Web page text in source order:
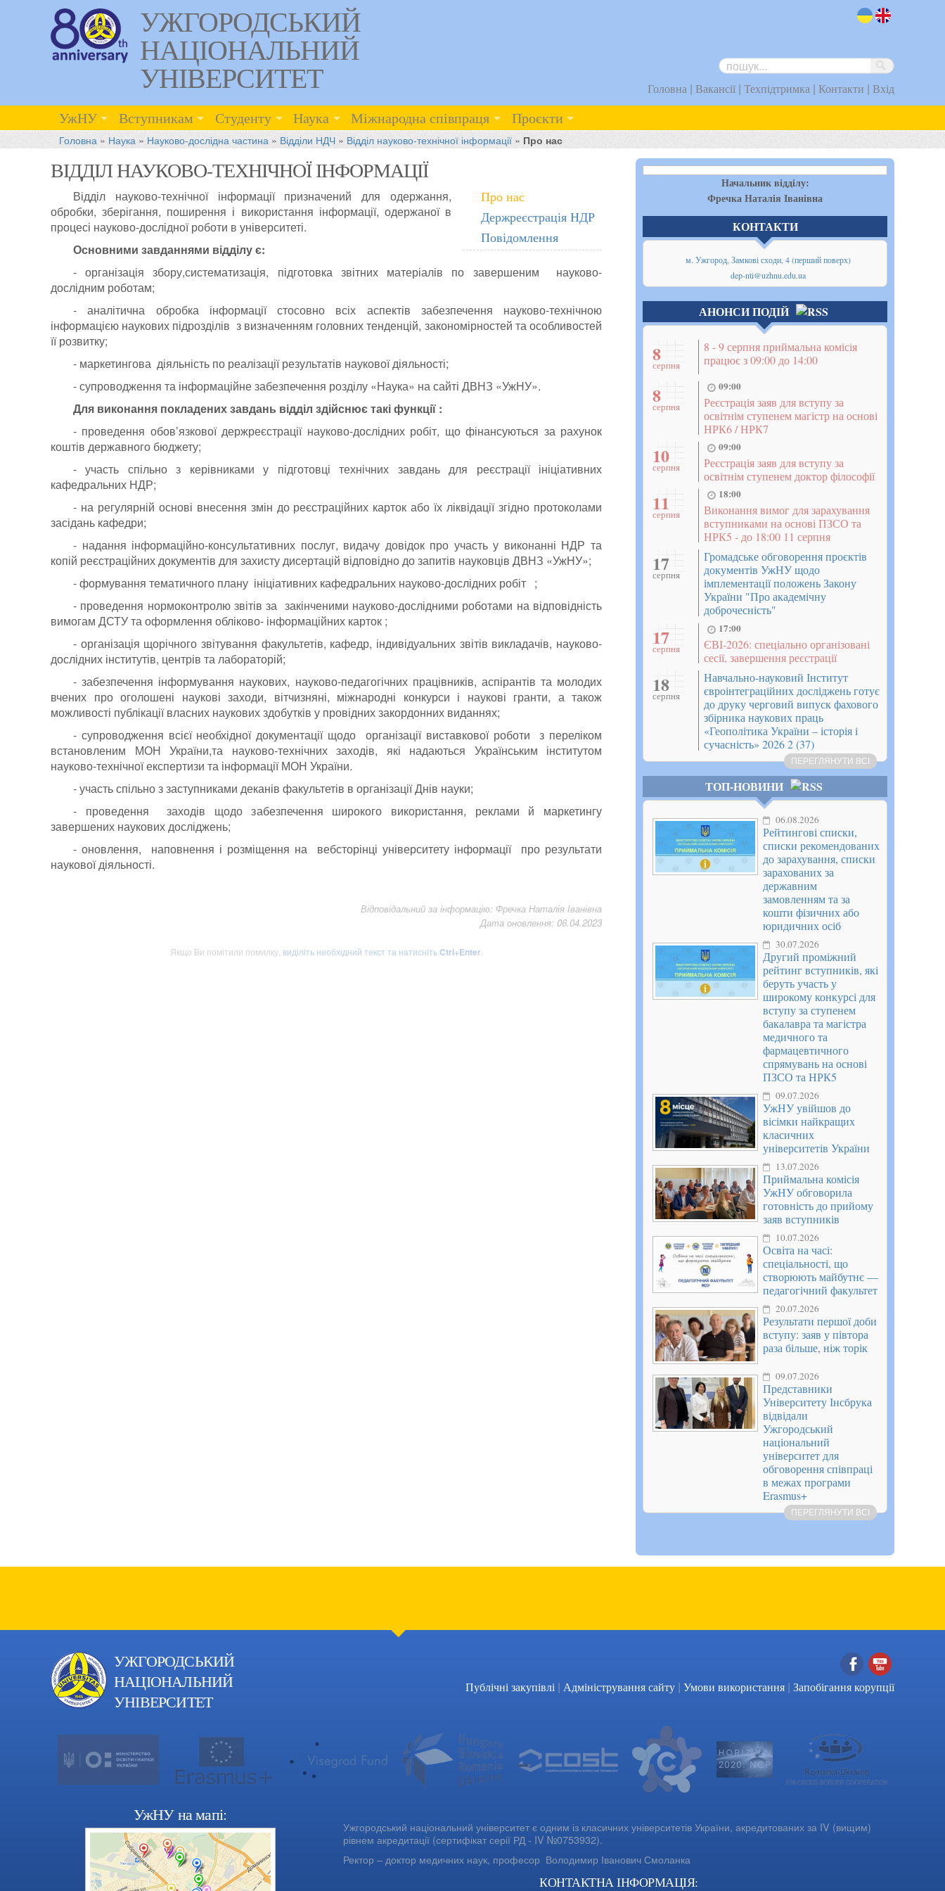
УЖГОРОДСЬКИЙ
НАЦІОНАЛЬНИЙ
УНІВЕРСИТЕТ Головна | Вакансії| Техпідтримка | Контакти | Вхід
УжНУ Вступникам Студенту Наука Міжнародна співпраця Проєкти
Головна » Наука » Науково-дослідна частина » Відділи НДЧ» Відділ науково-технічної інформації» Про нас
ВІДДІЛ НАУКОВО-ТЕХНІЧНОЇ ІНФОРМАЦІЇ
Про нас
Держреєстрація НДР
Повідомлення
Відділ науково-технічної інформації призначений для одержання,
обробки, зберігання, поширення і використання інформації, одержаної в
процесі науково-дослідної роботи в університеті.
Основними завданнями відділу є:
- організація збору,систематизація, підготовка звітних матеріалів по завершеним науково-
дослідним роботам;
- аналітична обробка інформації стосовно всіх аспектів забезпечення науково-технічною
інформацією наукових підрозділів з визначенням головних тенденцій, закономірностей та особливостей
її розвитку;
- маркетингова діяльність по реалізації результатів наукової діяльності;
- супроводження та інформаційне забезпечення розділу «Наука» на сайті ДВНЗ «УжНУ».
Для виконання покладених завдань відділ здійснює такі функції :
- проведення обов’язкової держреєстрації науково-дослідних робіт, що фінансуються за рахунок
коштів державного бюджету;
- участь спільно з керівниками у підготовці технічних завдань для реєстрації ініціативних
кафедральних НДР;
- на регулярній основі внесення змін до реєстраційних карток або їх ліквідації згідно протоколами
засідань кафедри;
- надання інформаційно-консультативних послуг, видачу довідок про участь у виконанні НДР та
копій реєстраційних документів для захисту дисертацій відповідно до запитів науковців ДВНЗ «УжНУ»;
- формування тематичного плану ініціативних кафедральних науково-дослідних робіт ;
- проведення нормоконтролю звітів за закінченими науково-дослідними роботами на відповідність
вимогам ДСТУ та оформлення обліково- інформаційних карток ;
- організація щорічного звітування факультетів, кафедр, індивідуальних звітів викладачів, науково-
дослідних інститутів, центрів та лабораторій;
- забезпечення інформування наукових, науково-педагогічних працівників, аспірантів та молодих
вчених про оголошені наукові заходи, вітчизняні, міжнародні конкурси і наукові гранти, а також
можливості публікації власних наукових здобутків у провідних закордонних виданнях;
- супроводження всієї необхідної документації щодо організації виставкової роботи з переліком
встановленим МОН України,та науково-технічних заходів, які надаються Українським інститутом
науково-технічної експертизи та інформації МОН України.
- участь спільно з заступниками деканів факультетів в організації Днів науки;
- проведення заходів щодо забезпечення широкого використання, реклами й маркетингу
завершених наукових досліджень;
- оновлення, наповнення і розміщення на вебсторінці університету інформації про результати
наукової діяльності.
Відповідальний за інформацію: Фречка Наталія Іванівна
Дата оновлення: 06.04.2023
Якщо Ви помітили помилку, виділіть необхідний текст та натиснітьCtrl+Enter.
Начальник відділу:
Фречка Наталія Іванівна
КОНТАКТИ
м. Ужгород, Замкові сходи, 4 (перший поверх)
dep-nti@uzhnu.edu.ua
АНОНСИ ПОДІЙ
8
серпня
8 - 9 серпня приймальна комісія
працює з 09:00 до 14:00
8
серпня
09:00
Реєстрація заяв для вступу за
освітнім ступенем магістр на основі
НРК6 / НРК7
10
серпня
09:00
Реєстрація заяв для вступу за
освітнім ступенем доктор філософії
11
серпня
18:00
Виконання вимог для зарахування
вступниками на основі ПЗСО та
НРК5 - до 18:00 11 серпня
17
серпня
Громадське обговорення проєктів
документів УжНУ щодо
імплементації положень Закону
України "Про академічну
доброчесність"
17
серпня
17:00
ЄВІ-2026: спеціально організовані
сесії, завершення реєстрації
18
серпня
Навчально-науковий Інститут
євроінтеграційних досліджень готує
до друку черговий випуск фахового
збірника наукових праць
«Геополітика України – історія і
сучасність» 2026 2 (37)
ПЕРЕГЛЯНУТИ ВСІ
ТОП-НОВИНИ
06.08.2026
Рейтингові списки,
списки рекомендованих
до зарахування, списки
зарахованих за
державним
замовленням та за
кошти фізичних або
юридичних осіб
30.07.2026
Другий проміжний
рейтинг вступників, які
беруть участь у
широкому конкурсі для
вступу за ступенем
бакалавра та магістра
медичного та
фармацевтичного
спрямувань на основі
ПЗСО та НРК5
09.07.2026
УжНУ увійшов до
вісімки найкращих
класичних
університетів України
13.07.2026
Приймальна комісія
УжНУ обговорила
готовність до прийому
заяв вступників
10.07.2026
Освіта на часі:
спеціальності, що
створюють майбутнє —
педагогічний факультет
20.07.2026
Результати першої доби
вступу: заяв у півтора
раза більше, ніж торік
09.07.2026
Представники
Університету Інсбрука
відвідали
Ужгородський
національний
університет для
обговорення співпраці
в межах програми
Erasmus+
ПЕРЕГЛЯНУТИ ВСІ
УЖГОРОДСЬКИЙ
НАЦІОНАЛЬНИЙ
УНІВЕРСИТЕТ
Facebook
YouTube
Публічні закупівлі | Адміністрування сайту | Умови використання | Запобігання корупції
УжНУ на мапі:
Ужгородський національний університет є одним із класичних університетів України, акредитованих за IV (вищим)
рівнем акредитації (сертифікат серії РД - IV №0753932).
Ректор – доктор медичних наук, професор Володимир Іванович Смоланка
КОНТАКТНА ІНФОРМАЦІЯ: